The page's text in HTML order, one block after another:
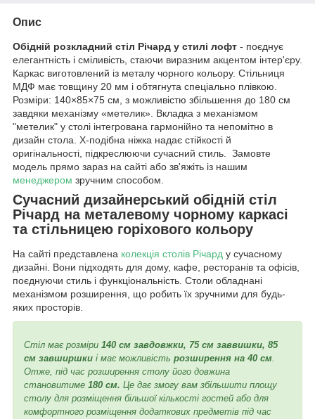
Опис
Обідній розкладний стіл Річард у стилі лофт - поєднує
елегантність і сміливість, стаючи виразним акцентом інтер'єру.
Каркас виготовлений із металу чорного кольору. Стільниця
МДФ має товщину 20 мм і обтягнута спеціально плівкою.
Розміри: 140×85×75 см, з можливістю збільшення до 180 см
завдяки механізму «метелик». Вкладка з механізмом
"метелик" у столі інтегрована гармонійно та непомітно в
дизайн стола. Х-подібна ніжка надає стійкості й
оригінальності, підкреслюючи сучасний стиль. Замовте
модель прямо зараз на сайті або зв'яжіть із нашим
менеджером зручним способом.
Сучасний дизайнерський обідній стіл
Річард на металевому чорному каркасі
та стільницею горіхового кольору
На сайті представлена колекція столів Річард у сучасному
дизайні. Вони підходять для дому, кафе, ресторанів та офісів,
поєднуючи стиль і функціональність. Столи обладнані
механізмом розширення, що робить їх зручними для будь-
яких просторів.
Стіл має розміри 140 см завдовжки, 75 см заввишки, 85
см завширшки і має можливість розширення на 40 см.
Отже, під час розширення столу його довжина
становитиме 180 см. Це дає змогу вам збільшити площу
столу для розміщення більшої кількості гостей або для
комфортного розміщення додаткових предметів під час